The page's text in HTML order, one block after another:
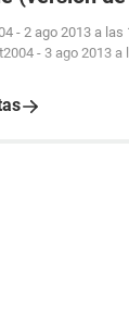
- 2 ago 2013 a las
- 3 ago 2013 a